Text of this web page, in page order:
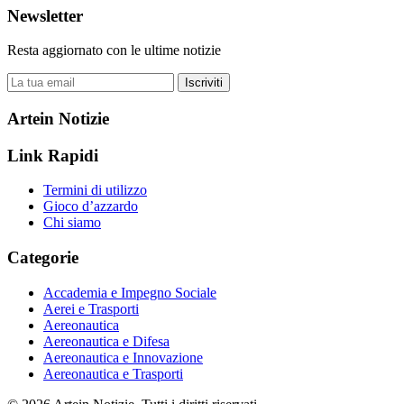
Newsletter
Resta aggiornato con le ultime notizie
Iscriviti
Artein Notizie
Link Rapidi
Termini di utilizzo
Gioco d’azzardo
Chi siamo
Categorie
Accademia e Impegno Sociale
Aerei e Trasporti
Aereonautica
Aereonautica e Difesa
Aereonautica e Innovazione
Aereonautica e Trasporti